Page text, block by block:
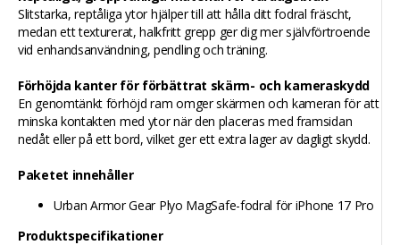
Slitstarka, reptåliga ytor hjälper till att hålla ditt fodral fräscht,
medan ett texturerat, halkfritt grepp ger dig mer självförtroende
vid enhandsanvändning, pendling och träning.
Förhöjda kanter för förbättrat skärm- och kameraskydd
En genomtänkt förhöjd ram omger skärmen och kameran för att
minska kontakten med ytor när den placeras med framsidan
nedåt eller på ett bord, vilket ger ett extra lager av dagligt skydd.
Paketet innehåller
Urban Armor Gear Plyo MagSafe-fodral för iPhone 17 Pro
Produktspecifikationer